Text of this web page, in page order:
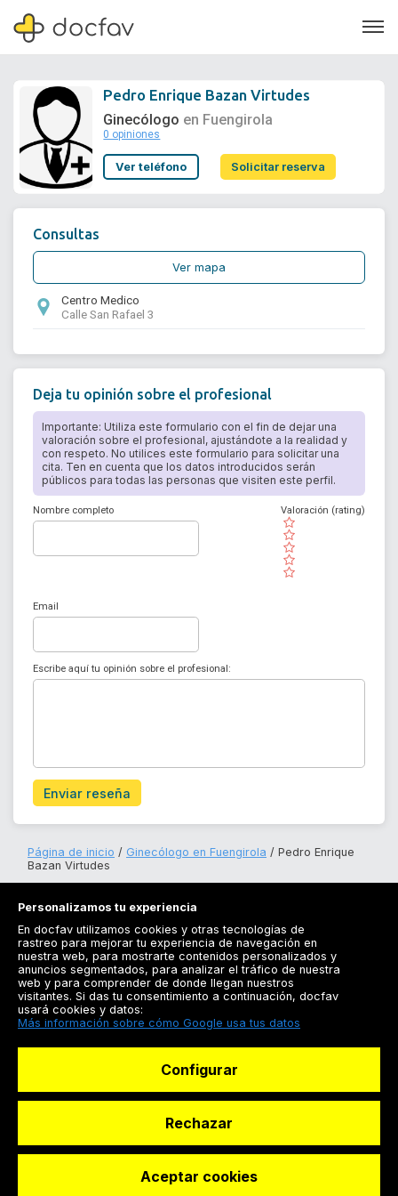
Soporte
Pedro Enrique Bazan Virtudes
Ginecólogo en Fuengirola
0 opiniones
Ver teléfono Solicitar reserva
Consultas
Ver mapa
Centro Medico
Calle San Rafael 3
Deja tu opinión sobre el profesional
Importante: Utiliza este formulario con el fin de dejar una
valoración sobre el profesional, ajustándote a la realidad y
con respeto. No utilices este formulario para solicitar una
cita. Ten en cuenta que los datos introducidos serán
públicos para todas las personas que visiten este perfil.
Nombre completo
( )
( )
( )
( )
( )
Valoración (rating)
Email
Escribe aquí tu opinión sobre el profesional:
Enviar reseña
Página de inicio Ginecólogo en Fuengirola
Pedro Enrique
Bazan Virtudes
Registrarse
Docfav
© Dashboard Technologies S.L
Personalizamos tu experiencia
En docfav utilizamos cookies y otras tecnologías de
rastreo para mejorar tu experiencia de navegación en
nuestra web, para mostrarte contenidos personalizados y
anuncios segmentados, para analizar el tráfico de nuestra
web y para comprender de donde llegan nuestros
visitantes. Si das tu consentimiento a continuación, docfav
usará cookies y datos:
Más información sobre cómo Google usa tus datos
Configurar
Rechazar
Aceptar cookies